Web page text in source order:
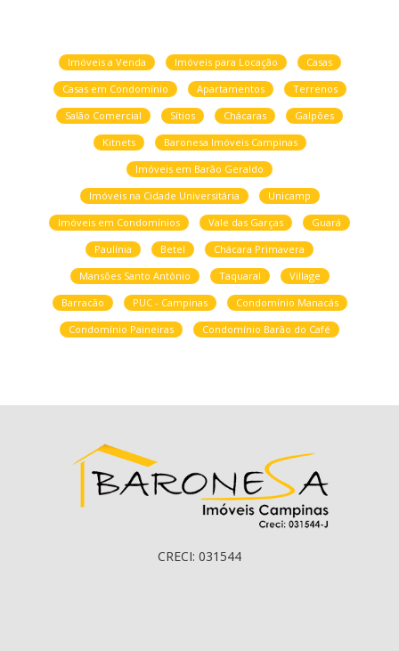
Imóveis a Venda Imóveis para Locação
Casas
Casas em Condomínio
Apartamentos
Terrenos
Salão Comercial
Sítios Chácaras
Galpões
Kitnets
Baronesa Imóveis Campinas
Imóveis em Barão Geraldo
Imóveis na Cidade Universitária
Unicamp
Imóveis em Condomínios
Vale das Garças
Guará
Paulínia
Betel
Chácara Primavera
Mansões Santo Antônio
Taquaral
Village
Barracão
PUC - Campinas
Condomínio Manacás
Condomínio Paineiras
Condomínio Barão do Café
CRECI: 031544